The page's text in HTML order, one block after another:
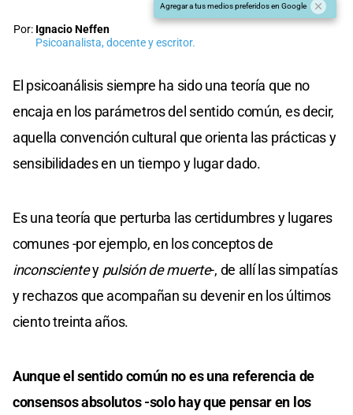
Agregar a tus medios preferidos en Google
Por: Ignacio Neffen
Psicoanalista, docente y escritor.
El psicoanálisis siempre ha sido una teoría que no
encaja en los parámetros del sentido común, es decir,
aquella convención cultural que orienta las prácticas y
sensibilidades en un tiempo y lugar dado.
Es una teoría que perturba las certidumbres y lugares
comunes -por ejemplo, en los conceptos de
inconscientey pulsión de muerte-, de allí las simpatías
y rechazos que acompañan su devenir en los últimos
ciento treinta años.
Aunque el sentido común no es una referencia de
consensos absolutos -solo hay que pensar en los